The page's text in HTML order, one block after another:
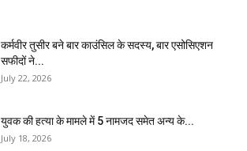
कर्मवीर तुसीर बने बार काउंसिल के सदस्य, बार एसोसिएशन
सफीदों ने...
July 22, 2026
युवक की हत्या के मामले में 5 नामजद समेत अन्य के...
July 18, 2026